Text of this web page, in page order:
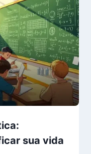
sua vida